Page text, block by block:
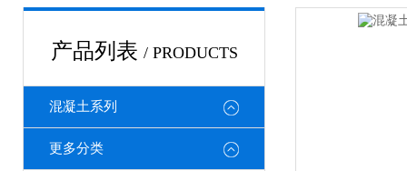
产品列表 / PRODUCTS
混凝土系列
更多分类